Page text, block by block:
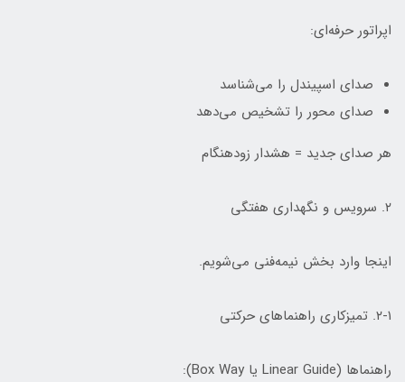
اپراتور حرفه‌ای:
صدای اسپیندل را می‌شناسد
صدای محور را تشخیص می‌دهد
هر صدای جدید = هشدار زودهنگام
۲. سرویس و نگهداری هفتگی
اینجا وارد بخش نیمه‌فنی می‌شویم.
۲-۱. تمیزکاری راهنماهای حرکتی
راهنماها (Linear Guide یا Box Way):